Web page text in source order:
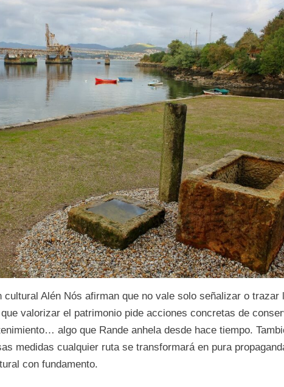
cultural Alén Nós afirman que no vale solo señalizar o trazar
valorizar el patrimonio pide acciones concretas de
algo que Rande anhela desde hace tiempo.
medidas cualquier ruta se transformará en pura
con fundamento.